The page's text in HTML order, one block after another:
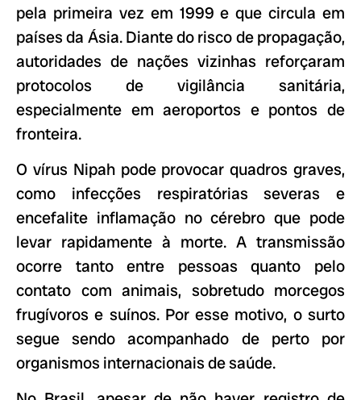
pela primeira vez em 1999 e que circula em
países da Ásia. Diante do risco de propagação,
autoridades de nações vizinhas reforçaram
protocolos de vigilância sanitária,
especialmente em aeroportos e pontos de
fronteira.
O vírus Nipah pode provocar quadros graves,
como infecções respiratórias severas e
encefalite inflamação no cérebro que pode
levar rapidamente à morte. A transmissão
ocorre tanto entre pessoas quanto pelo
contato com animais, sobretudo morcegos
frugívoros e suínos. Por esse motivo, o surto
segue sendo acompanhado de perto por
organismos internacionais de saúde.